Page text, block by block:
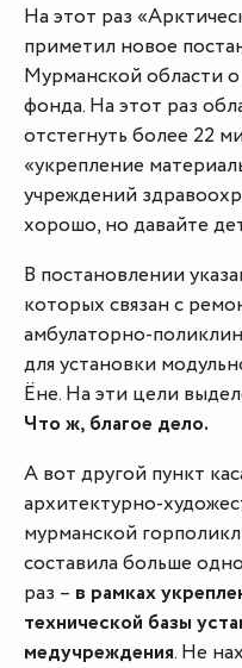
На этот раз
приметил новое
Мурманской области
фонда. На этот раз
отстегнуть более 22
«укрепление
учреждений
хорошо, но давайте
В постановлении
которых связан с
амбулаторно-
для установки
Ёне. На эти цели
Что ж, благое дело.
А вот другой пункт
архитектурно-
мурманской
составила больше
раз – в рамках
технической базы
медучреждения. Не